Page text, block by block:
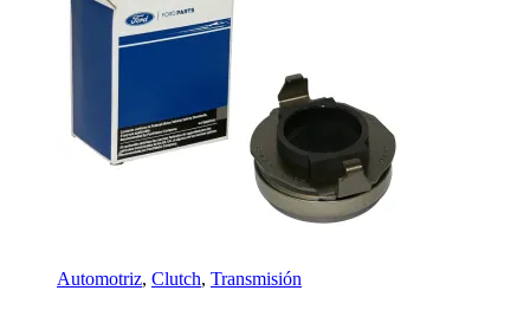
Automotriz, Clutch, Transmisión